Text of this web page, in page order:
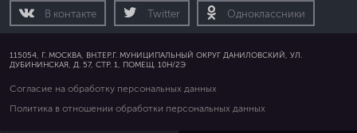
В контакте Twitter Одноклассники
115054, Г. МОСКВА, ВН.ТЕР.Г. МУНИЦИПАЛЬНЫЙ ОКРУГ ДАНИЛОВСКИЙ, УЛ.
ДУБИНИНСКАЯ, Д. 57, СТР. 1, ПОМЕЩ. 10Н/2Э
Согласие на обработку персональных данных
Политика в отношении обработки персональных данных